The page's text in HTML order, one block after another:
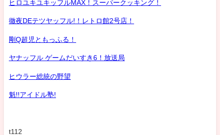
ヒロユキユキッフルMAX！スーパークッキング！
徹夜DEテツヤッフル!！レトロ館2号店！
剛Q超児ともっふる！
ヤナッフル ゲームだいすき6！放送局
ヒウラー総統の野望
魁!!アイドル塾!
t112